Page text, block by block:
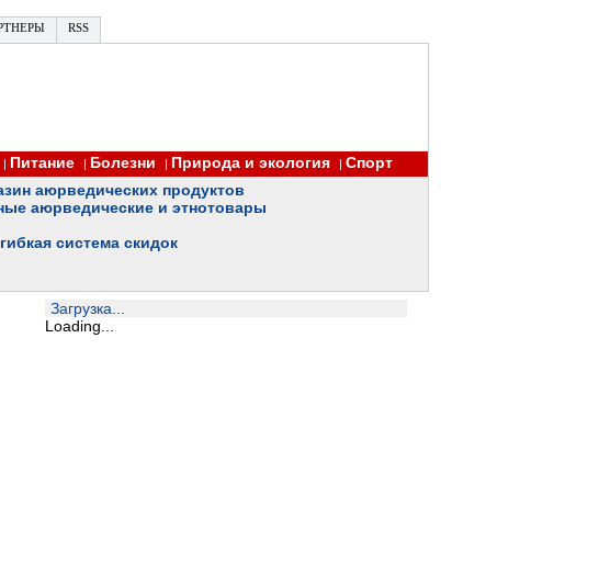
RSS
| Питание | Болезни | Природа и экология | Спорт
аюрведических продуктов
аюрведические и этнотовары
система скидок
Загрузка...
Loading...